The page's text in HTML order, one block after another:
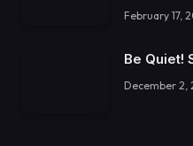
February 17,
Be Quiet!
December 2,